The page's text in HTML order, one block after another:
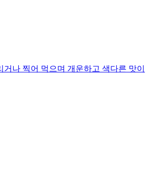
나 찍어 먹으며 개운하고 색다른 맛이